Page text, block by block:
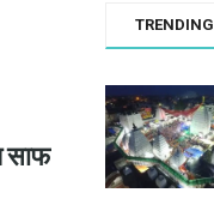
साफ
TRENDING